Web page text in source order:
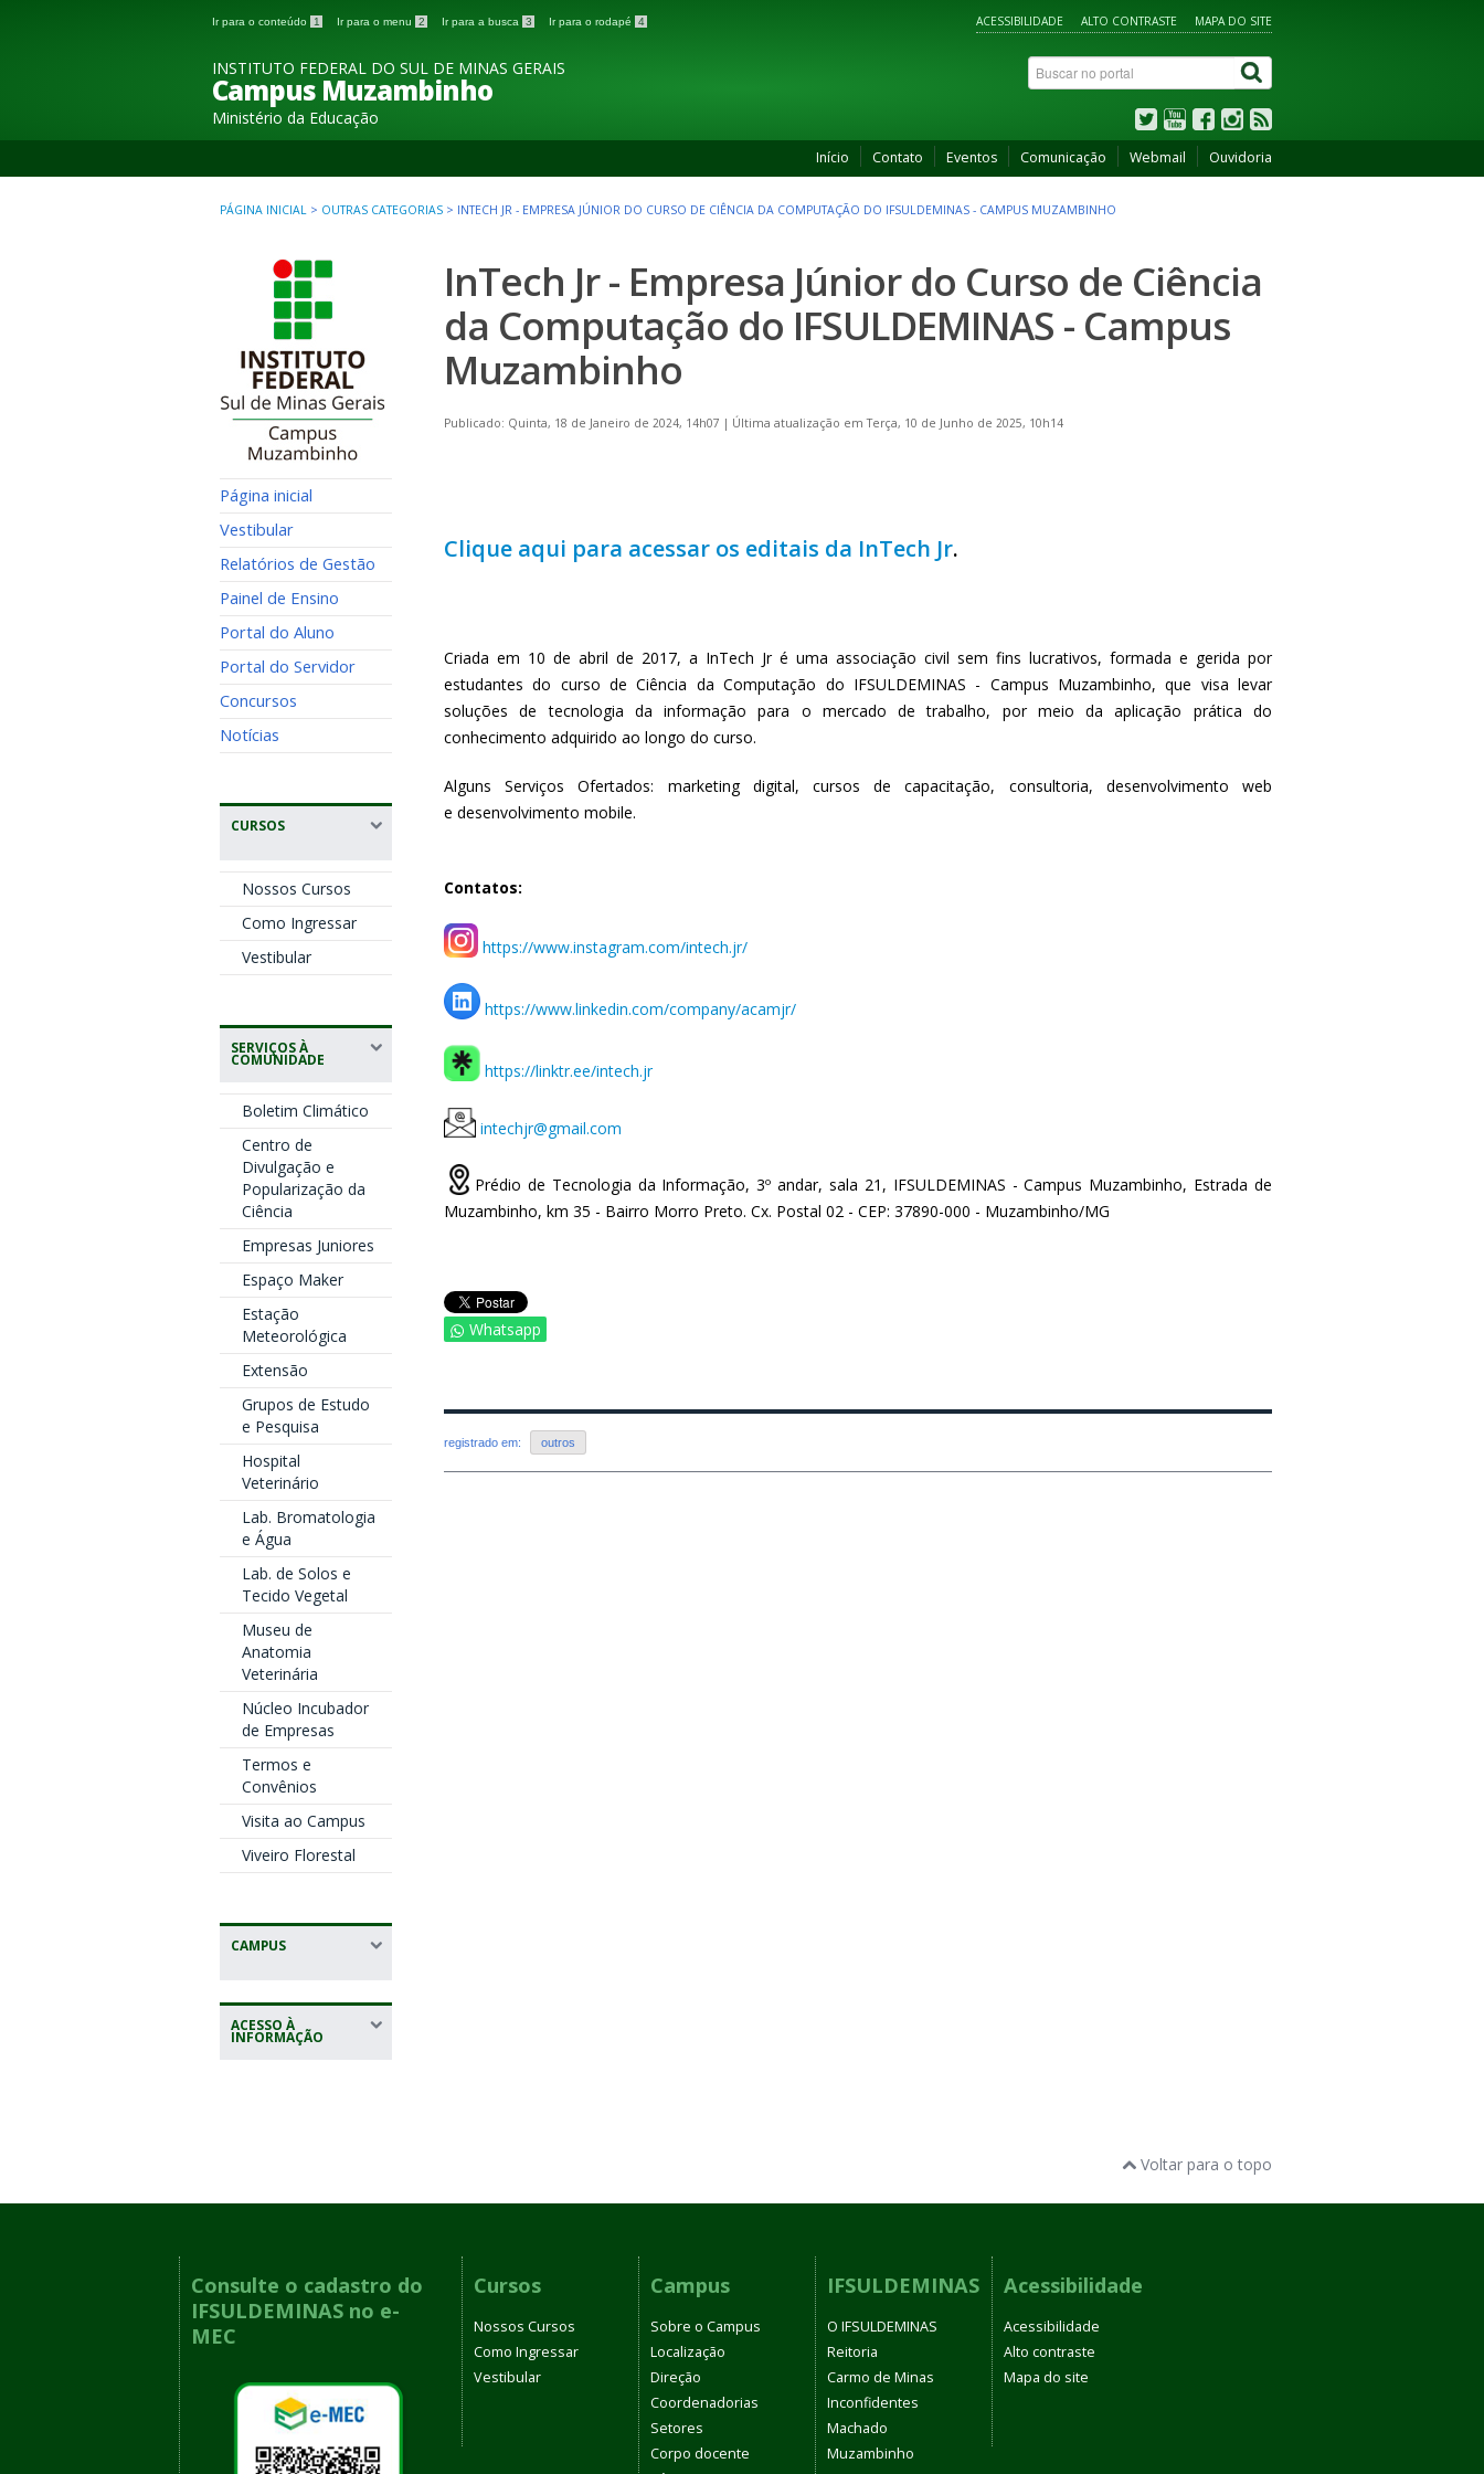
Ir para o conteúdo 1 Ir para o menu 2 Ir para a busca 3 Ir para o rodapé 4 ACESSIBILIDADE ALTO CONTRASTE MAPA DO SITE
INSTITUTO FEDERAL DO SUL DE MINAS GERAIS
Campus Muzambinho
Ministério da Educação
Início Contato Eventos Comunicação Webmail Ouvidoria
PÁGINA INICIAL > OUTRAS CATEGORIAS > INTECH JR - EMPRESA JÚNIOR DO CURSO DE CIÊNCIA DA COMPUTAÇÃO DO IFSULDEMINAS - CAMPUS MUZAMBINHO
Página inicial
Vestibular
Relatórios de Gestão
Painel de Ensino
Portal do Aluno
Portal do Servidor
Concursos
Notícias
CURSOS
Nossos Cursos
Como Ingressar
Vestibular
SERVIÇOS À
COMUNIDADE
Boletim Climático
Centro de
Divulgação e
Popularização da
Ciência
Empresas Juniores
Espaço Maker
Estação
Meteorológica
Extensão
Grupos de Estudo
e Pesquisa
Hospital
Veterinário
Lab. Bromatologia
e Água
Lab. de Solos e
Tecido Vegetal
Museu de
Anatomia
Veterinária
Núcleo Incubador
de Empresas
Termos e
Convênios
Visita ao Campus
Viveiro Florestal
CAMPUS
ACESSO À
INFORMAÇÃO
InTech Jr - Empresa Júnior do Curso de Ciência
da Computação do IFSULDEMINAS - Campus
Muzambinho
Publicado: Quinta, 18 de Janeiro de 2024, 14h07 | Última atualização em Terça, 10 de Junho de 2025, 10h14
Clique aqui para acessar os editais da InTech Jr.
Criada em 10 de abril de 2017, a InTech Jr é uma associação civil sem fins lucrativos, formada e gerida por
estudantes do curso de Ciência da Computação do IFSULDEMINAS - Campus Muzambinho, que visa levar
soluções de tecnologia da informação para o mercado de trabalho, por meio da aplicação prática do
conhecimento adquirido ao longo do curso.
Alguns Serviços Ofertados: marketing digital, cursos de capacitação, consultoria, desenvolvimento web
e desenvolvimento mobile.
Contatos:
https://www.instagram.com/intech.jr/
https://www.linkedin.com/company/acamjr/
https://linktr.ee/intech.jr
intechjr@gmail.com
Prédio de Tecnologia da Informação, 3º andar, sala 21, IFSULDEMINAS - Campus Muzambinho, Estrada de
Muzambinho, km 35 - Bairro Morro Preto. Cx. Postal 02 - CEP: 37890-000 - Muzambinho/MG
Whatsapp
registrado em: outros
Voltar para o topo
Consulte o cadastro do
IFSULDEMINAS no e-
MEC
Cursos
Nossos Cursos
Como Ingressar
Vestibular
Campus
Sobre o Campus
Localização
Direção
Coordenadorias
Setores
Corpo docente
IFSULDEMINAS
O IFSULDEMINAS
Reitoria
Carmo de Minas
Inconfidentes
Machado
Muzambinho
Acessibilidade
Acessibilidade
Alto contraste
Mapa do site